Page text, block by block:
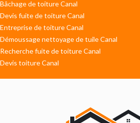
Bâchage de toiture Canal
Devis fuite de toiture Canal
Entreprise de toiture Canal
Démoussage nettoyage de tuile Canal
Recherche fuite de toiture Canal
Devis toiture Canal